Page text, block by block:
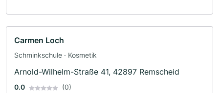
Carmen Loch
Schminkschule · Kosmetik
Arnold-Wilhelm-Straße 41, 42897 Remscheid
0.0 (0)